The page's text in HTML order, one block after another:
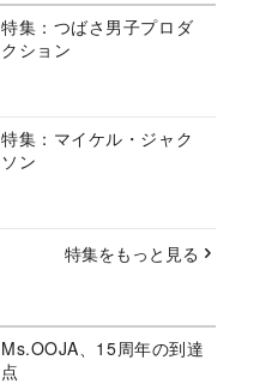
特集：つばさ男子プロダ
クション
特集：マイケル・ジャク
ソン
特集をもっと見る
Ms.OOJA、15周年の到達
点